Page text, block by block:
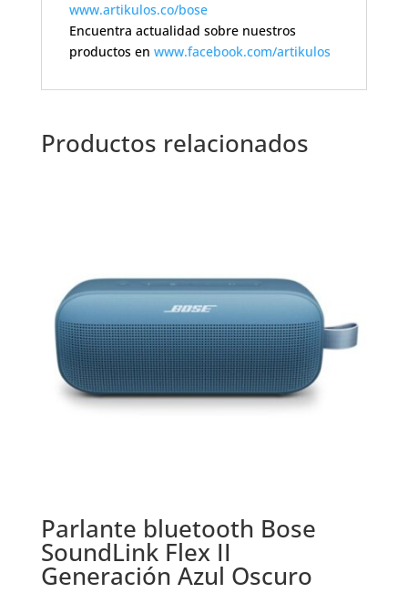
www.artikulos.co/bose
Encuentra actualidad sobre nuestros
productos en www.facebook.com/artikulos
Productos relacionados
Parlante bluetooth Bose
SoundLink Flex II
Generación Azul Oscuro